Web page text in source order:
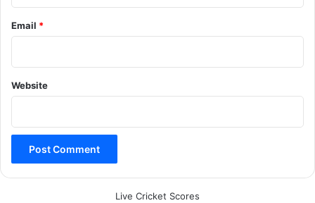
Email *
Website
Live Cricket Scores